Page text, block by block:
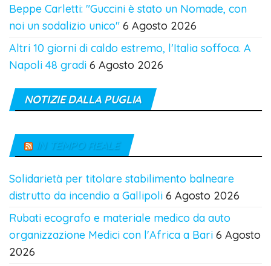
Beppe Carletti: "Guccini è stato un Nomade, con
noi un sodalizio unico" 6 Agosto 2026
Altri 10 giorni di caldo estremo, l'Italia soffoca. A
Napoli 48 gradi 6 Agosto 2026
NOTIZIE DALLA PUGLIA
IN TEMPO REALE
Solidarietà per titolare stabilimento balneare
distrutto da incendio a Gallipoli 6 Agosto 2026
Rubati ecografo e materiale medico da auto
organizzazione Medici con l'Africa a Bari 6 Agosto
2026